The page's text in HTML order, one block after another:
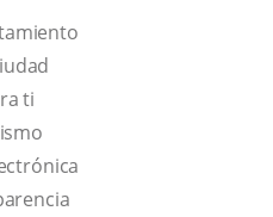
ti
This
link
will